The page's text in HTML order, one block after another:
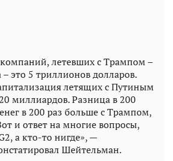
летевших с Трампом –
это 5 триллионов долларов.
летящих с Путиным
миллиардов. Разница в 200
в 200 раз больше с Трампом,
и ответ на многие вопросы,
а кто-то нигде», —
Шейтельман.